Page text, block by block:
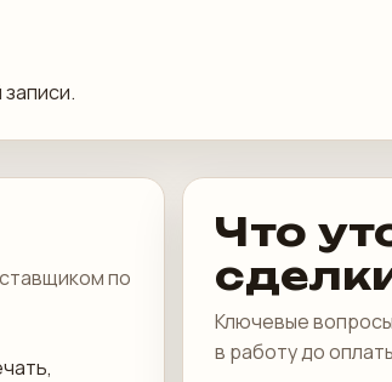
по
Что
Ключевые
в работу до